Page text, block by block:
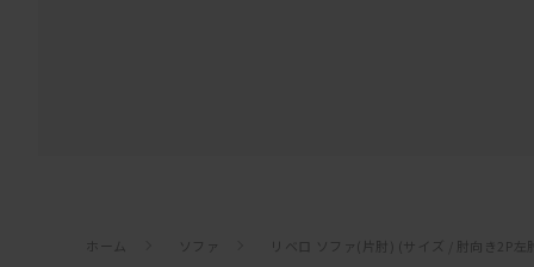
ホーム ソファ リベロ ソファ(片肘) (サイズ / 肘向き2P左